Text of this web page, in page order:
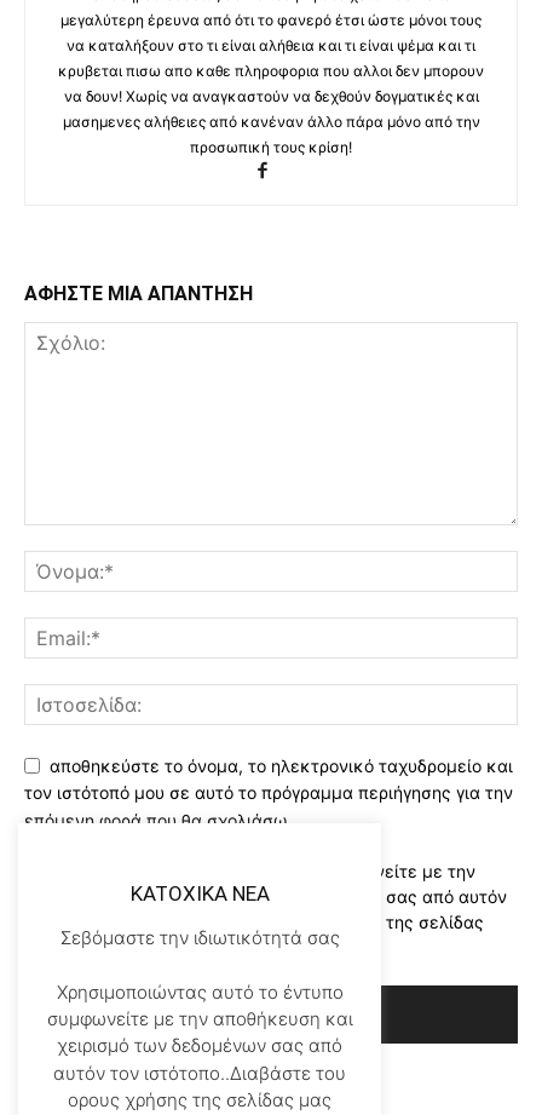
μεγαλύτερη έρευνα από ότι το φανερό έτσι ώστε μόνοι τους
να καταλήξουν στο τι είναι αλήθεια και τι είναι ψέμα και τι
κρυβεται πισω απο καθε πληροφορια που αλλοι δεν μπορουν
να δουν! Χωρίς να αναγκαστούν να δεχθούν δογματικές και
μασημενες αλήθειες από κανέναν άλλο πάρα μόνο από την
προσωπική τους κρίση!
ΑΦΗΣΤΕ ΜΙΑ ΑΠΑΝΤΗΣΗ
αποθηκεύστε το όνομα, το ηλεκτρονικό ταχυδρομείο και
τον ιστότοπό μου σε αυτό το πρόγραμμα περιήγησης για την
επόμενη φορά που θα σχολιάσω.
Χρησιμοποιώντας αυτό το έντυπο συμφωνείτε με την
αποθήκευση και χειρισμό των δεδομένων σας από αυτόν
τον ιστότοπο..Διαβάστε του ορους χρήσης της σελίδας
μας*
KATOXIKA NEA
Σεβόμαστε την ιδιωτικότητά σας
Χρησιμοποιώντας αυτό το έντυπο
συμφωνείτε με την αποθήκευση και
χειρισμό των δεδομένων σας από
αυτόν τον ιστότοπο..Διαβάστε του
ορους χρήσης της σελίδας μας